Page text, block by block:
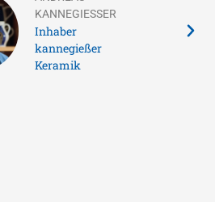
KANNEGIESSER
Inhaber
kannegießer
Keramik